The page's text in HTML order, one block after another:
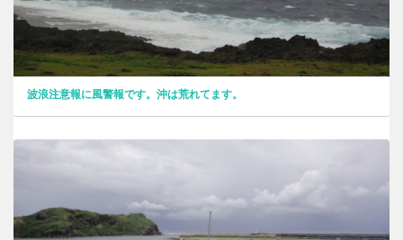
波浪注意報に風警報です。沖は荒れてます。